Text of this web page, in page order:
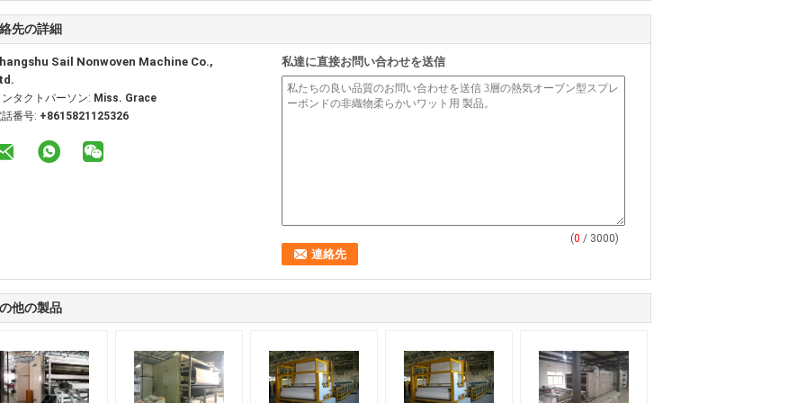
先の詳細
Sail Nonwoven Machine Co.,
ンタクトパーソン: Miss. Grace
話番号: +8615821125326
私達に直接お問い合わせを送信
(0 / 3000)
他の製品